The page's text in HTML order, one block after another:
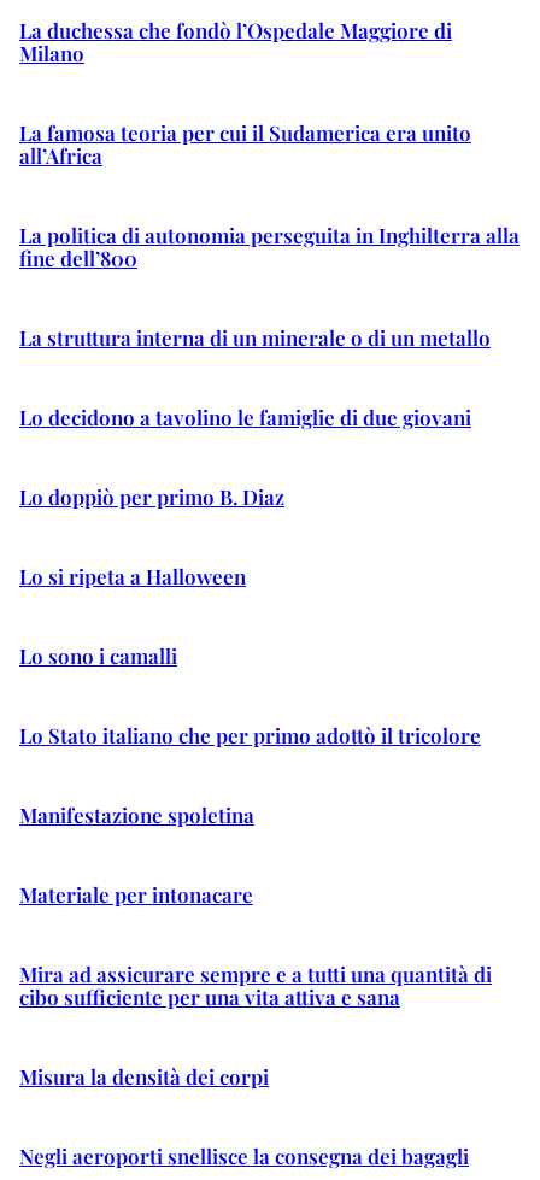
La duchessa che fondò l’Ospedale Maggiore di
Milano
La famosa teoria per cui il Sudamerica era unito
all’Africa
La politica di autonomia perseguita in Inghilterra alla
fine dell’800
La struttura interna di un minerale o di un metallo
Lo decidono a tavolino le famiglie di due giovani
Lo doppiò per primo B. Diaz
Lo si ripeta a Halloween
Lo sono i camalli
Lo Stato italiano che per primo adottò il tricolore
Manifestazione spoletina
Materiale per intonacare
Mira ad assicurare sempre e a tutti una quantità di
cibo sufficiente per una vita attiva e sana
Misura la densità dei corpi
Negli aeroporti snellisce la consegna dei bagagli